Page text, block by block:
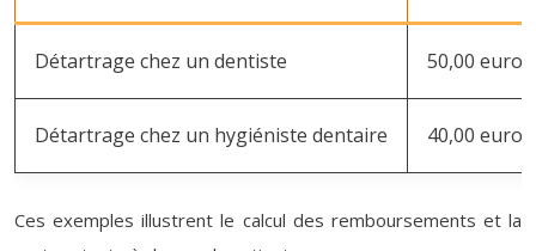
Détartrage chez un dentiste 50,00 euros
Détartrage chez un hygiéniste dentaire 40,00 euros
Ces exemples illustrent le calcul des remboursements et la